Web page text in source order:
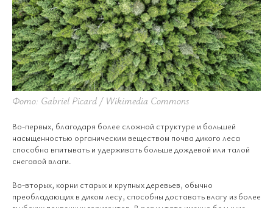
Фото: Gabriel Picard / Wikimedia Commons
Во-первых, благодаря более сложной структуре и большей
насыщенностью органическим веществом почва дикого леса
способна впитывать и удерживать больше дождевой или талой
снеговой влаги.
Во-вторых, корни старых и крупных деревьев, обычно
преобладающих в диком лесу, способны доставать влагу из более